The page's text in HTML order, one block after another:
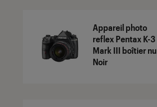
Appareil photo
reflex Pentax K-3
Mark III boîtier nu
Noir